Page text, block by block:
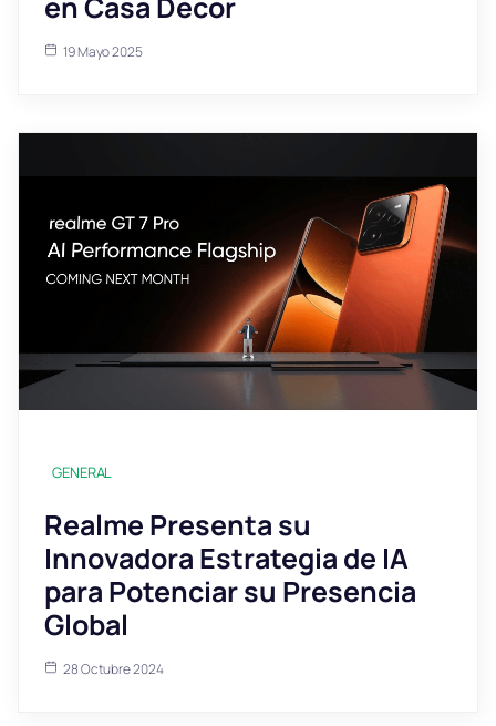
19 Mayo 2025
GENERAL
Realme Presenta su
Innovadora Estrategia de IA
para Potenciar su Presencia
Global
28 Octubre 2024